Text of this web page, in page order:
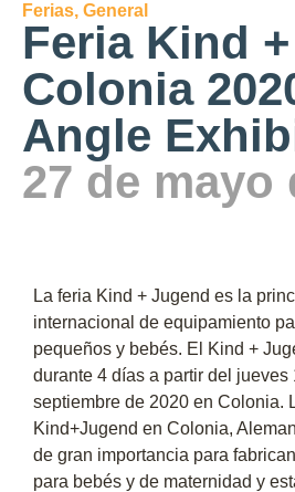
Ferias, General
Feria Kind
Colonia
Angle
27 de mayo
La feria Kind + Jugend es la
internacional de equipamiento
pequeños y bebés. El Kind +
durante 4 días a partir del
septiembre de 2020 en Colonia.
Kind+Jugend en Colonia,
de gran importancia para
para bebés y de maternidad y